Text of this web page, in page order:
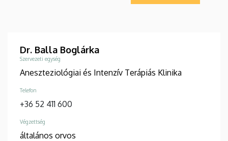
Dr. Balla Boglárka
Szervezeti egység
Aneszteziológiai és Intenzív Terápiás Klinika
Telefon
+36 52 411 600
Végzettség
általános orvos